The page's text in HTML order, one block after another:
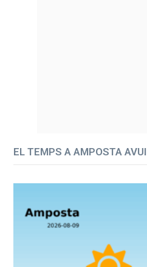
EL TEMPS A AMPOSTA AVUI